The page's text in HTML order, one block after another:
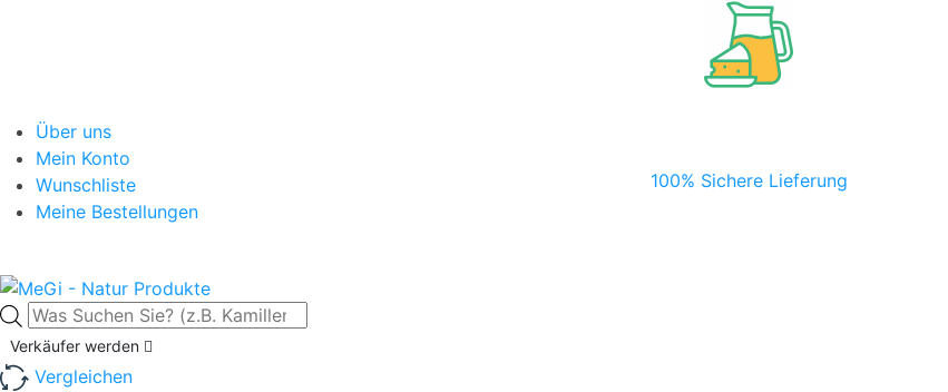
Über uns
Mein Konto
Wunschliste
Meine Bestellungen
100% Sichere Lieferung
Verkäufer werden
Vergleichen